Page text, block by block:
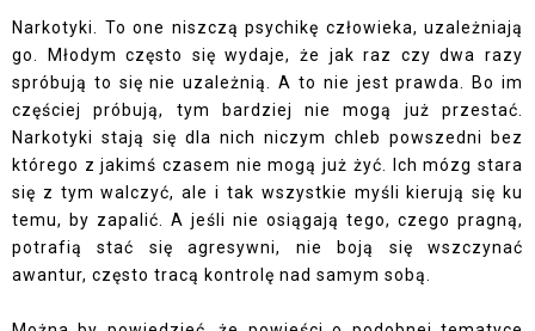
Narkotyki. To one niszczą psychikę człowieka, uzależniają
go. Młodym często się wydaje, że jak raz czy dwa razy
spróbują to się nie uzależnią. A to nie jest prawda. Bo im
częściej próbują, tym bardziej nie mogą już przestać.
Narkotyki stają się dla nich niczym chleb powszedni bez
którego z jakimś czasem nie mogą już żyć. Ich mózg stara
się z tym walczyć, ale i tak wszystkie myśli kierują się ku
temu, by zapalić. A jeśli nie osiągają tego, czego pragną,
potrafią stać się agresywni, nie boją się wszczynać
awantur, często tracą kontrolę nad samym sobą.